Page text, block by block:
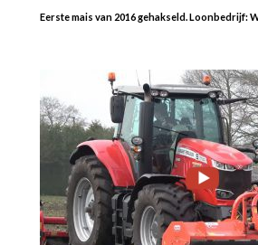
Eerste mais van 2016 gehakseld. Loonbedrijf: